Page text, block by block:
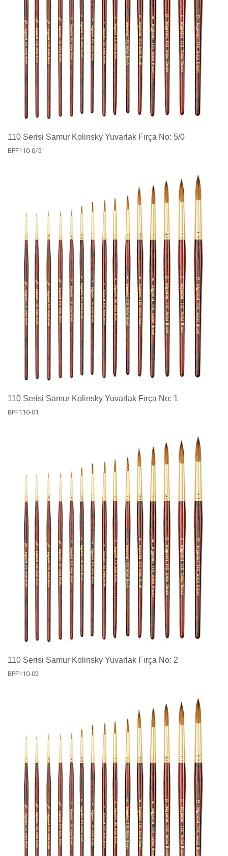
110 Serisi Samur Kolinsky Yuvarlak Fırça No: 5/0
BPF110-0/5
110 Serisi Samur Kolinsky Yuvarlak Fırça No: 1
BPF110-01
110 Serisi Samur Kolinsky Yuvarlak Fırça No: 2
BPF110-02